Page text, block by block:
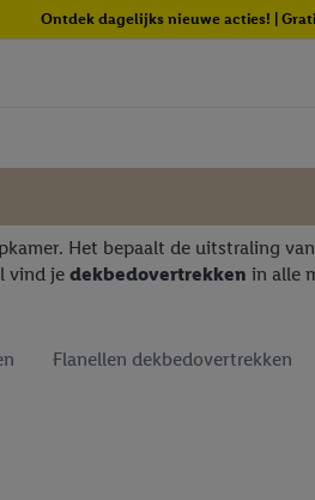
Ontdek dagelijks nieuwe acties! |
Het bepaalt de uitstraling
vind je dekbedovertrekken in alle
Flanellen dekbedovertrekken